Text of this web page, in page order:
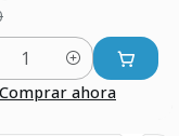
Comprar ahora